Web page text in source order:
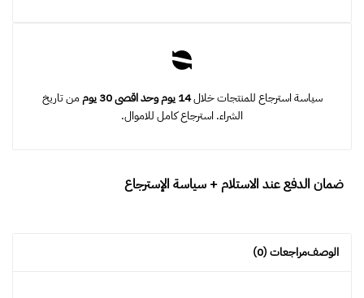
سياسة استرجاع للمنتجات خلال14 يوم وحد اقصى 30 يوم
من تاريخ
الشراء. استرجاع كامل للاموال.
ضمان الدفع عند الاستلام + سياسة الإسترجاع
الوصفمراجعات (0)